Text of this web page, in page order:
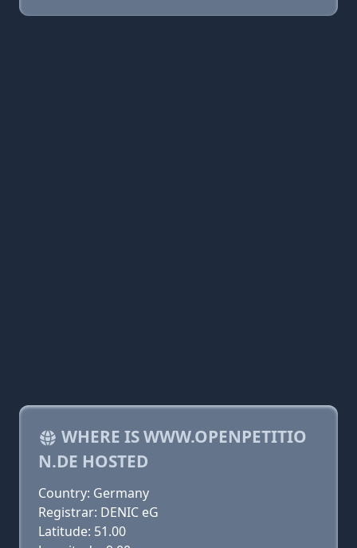
WHERE IS WWW.OPENPETITIO
N.DE HOSTED
Country: Germany
Registrar: DENIC eG
Latitude: 51.00